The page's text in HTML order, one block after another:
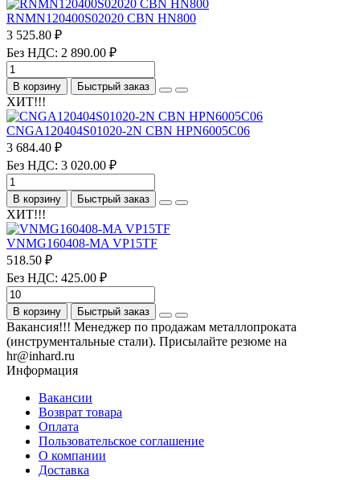
RNMN120400S02020 CBN HN800
3 525.80 ₽
Без НДС: 2 890.00 ₽
В корзину Быстрый заказ
ХИТ!!!
CNGA120404S01020-2N CBN HPN6005C06
3 684.40 ₽
Без НДС: 3 020.00 ₽
В корзину Быстрый заказ
ХИТ!!!
VNMG160408-MA VP15TF
518.50 ₽
Без НДС: 425.00 ₽
В корзину Быстрый заказ
Вакансия!!! Менеджер по продажам металлопроката
(инструментальные стали). Присылайте резюме на
hr@inhard.ru
Информация
Вакансии
Возврат товара
Оплата
Пользовательское соглашение
О компании
Доставка